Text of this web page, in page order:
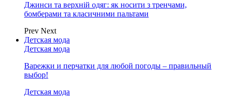
Джинси та верхній одяг: як носити з тренчами,
бомберами та класичними пальтами
Prev Next
Детская мода
Детская мода
Варежки и перчатки для любой погоды – правильный
выбор!
Детская мода